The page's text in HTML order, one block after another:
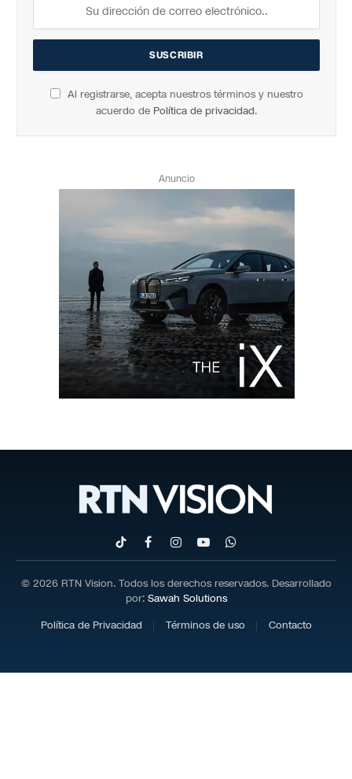
Al registrarse, acepta nuestros términos y nuestro
acuerdo de Política de privacidad.
Anuncio
TikTokFacebookInstagram
YouTubeWhatsApp
© 2026 RTN Vision. Todos los derechos reservados. Desarrollado
por: Sawah Solutions
Política de Privacidad
Términos de uso Contacto